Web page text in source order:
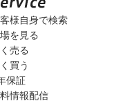
様自身で検索
を見る
売る
買う
保証
情報配信